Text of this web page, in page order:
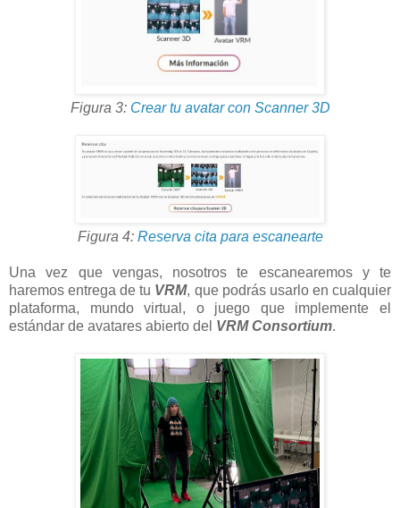
Figura 3: Crear tu avatar con Scanner 3D
Figura 4: Reserva cita para escanearte
Una vez que vengas, nosotros te escanearemos y te
haremos entrega de tu VRM, que podrás usarlo en cualquier
plataforma, mundo virtual, o juego que implemente el
estándar de avatares abierto del VRM Consortium.